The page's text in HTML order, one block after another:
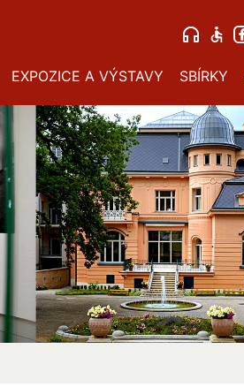
EXPOZICE A VÝSTAVY SBÍRKY